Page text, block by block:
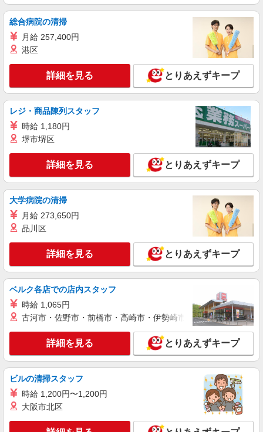
株式会社kotrio /●SW-S-2097138
NEW
≪玉川上水駅≫身体負担少なめ！人気のサ高
【正社員】月給240,000〜400,000円 ・基本
給：200,000円〜220,000円 ・資格手当：10,000〜
30,000円 ・役職手当：10,000〜70,000円 ・処遇改
善手当：20,000〜60,000円（勤続年数、保有資格
により変動） ・固定残業手当：20,000円（10時
間） ※固定残業時間を超過する場合には超過勤務
手当として別途支給 ・夜勤手当：10,000円/1回
歓迎 ・認知症介護基礎研修 ・初任者研修 ・実務
者研修 ・介護福祉士 など
東京都武蔵村山市
キープ 詳細を見る
職業紹介 NEW
玉川上水｜未経験OK！就労支援の正社員ス
タッフ募集＊賞与年2回♪
【正社員】月給240,000〜400,000円 ・基本
給：200,000円〜220,000円 ・資格手当：10,000〜
30,000円 ・役職手当：10,000〜70,000円 ・処遇改
善手当：20,000〜60,000円（勤続年数、保有資格
により変動） ・固定残業手当：20,000円（10時
間） ※固定残業時間を超過する場合には超過勤務
手当として別途支給 下記資格をお持ちの方歓迎 ・
認知症介護基礎研修 ・初任者研修 ・実務者研修
・介護福祉士 など
キープ 詳細を見る
職業紹介
株式会社kotrio /●SW-S-2157899
NEW
ゆったり週3〜/ブランクOK☆就労支援のパ
時給1500円〜 ※給与は資格・経験を考慮
武蔵村山市
キープ 詳細を見る
職業紹介
株式会社kotrio /●SW-S-2158066
NEW
上北台駅◎残業少なめでキャリアはアップ！
総合病院の清掃
月給 257,400円
港区
詳細を見る とりあえずキープ
レジ・商品陳列スタッフ
時給 1,180円
堺市堺区
詳細を見る とりあえずキープ
大学病院の清掃
月給 273,650円
品川区
詳細を見る とりあえずキープ
ベルク各店での店内スタッフ
時給 1,065円
古河市・佐野市・前橋市・高崎市・伊勢崎市・太田市・館林市
詳細を見る とりあえずキープ
ビルの清掃スタッフ
時給 1,200円〜1,200円
大阪市北区